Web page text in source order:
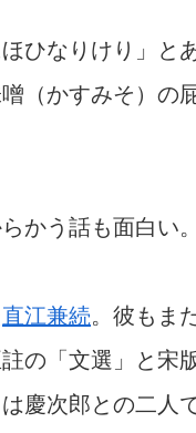
ひなりけり」と
（かすみそ）の
かう話も面白い
直江兼続。彼もま
の「文選」と宋
慶次郎との二人